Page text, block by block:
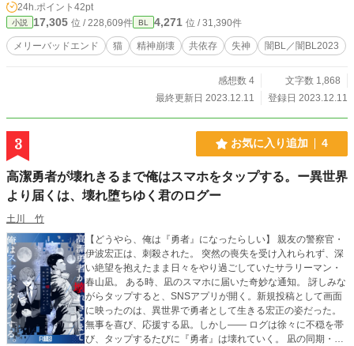
24h.ポイント 42pt
小説 17,305 位 / 228,609件 BL 4,271 位 / 31,390件
メリーバッドエンド 猫 精神崩壊 共依存 失神 闇BL／闇BL2023
感想数 4
文字数 1,868
最終更新日 2023.12.11
登録日 2023.12.11
3 お気に入り追加 4
高潔勇者が壊れきるまで俺はスマホをタップする。ー異世界
より届くは、壊れ堕ちゆく君のログー
土川 竹
【どうやら、俺は『勇者』になったらしい】 親友の警察官・
伊波宏正は、刺殺された。 突然の喪失を受け入れられず、深
い絶望を抱えたまま日々をやり過ごしていたサラリーマン・
春山凪。 ある時、凪のスマホに届いた奇妙な通知。 訝しみな
がらタップすると、SNSアプリが開く。新規投稿として画面
に映ったのは、異世界で勇者として生きる宏正の姿だった。
無事を喜び、応援する凪。しかし—— ログは徐々に不穏を帯
び、タップするたびに『勇者』は壊れていく。 凪の同期・鈴